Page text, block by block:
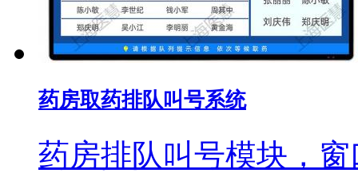
药房取药排队叫号系统
药房排队叫号模块，